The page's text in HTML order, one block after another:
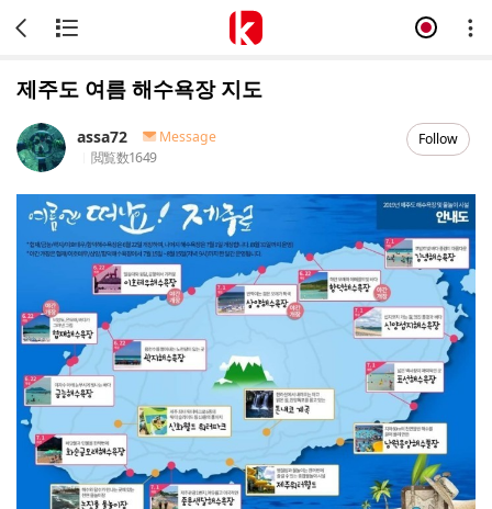
제주도 여름 해수욕장 지도
assa72
Message
閲覧数1649
Follow